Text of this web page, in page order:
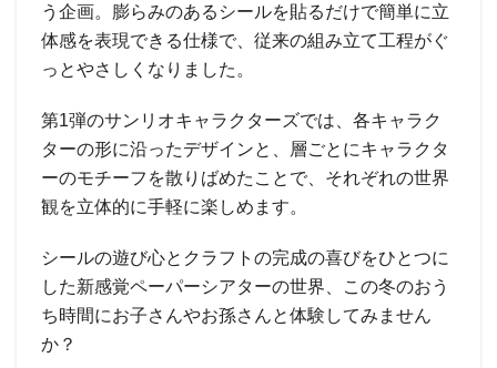
う企画。膨らみのあるシールを貼るだけで簡単に立
体感を表現できる仕様で、従来の組み立て工程がぐ
っとやさしくなりました。
第1弾のサンリオキャラクターズでは、各キャラク
ターの形に沿ったデザインと、層ごとにキャラクタ
ーのモチーフを散りばめたことで、それぞれの世界
観を立体的に手軽に楽しめます。
シールの遊び心とクラフトの完成の喜びをひとつに
した新感覚ペーパーシアターの世界、この冬のおう
ち時間にお子さんやお孫さんと体験してみません
か？